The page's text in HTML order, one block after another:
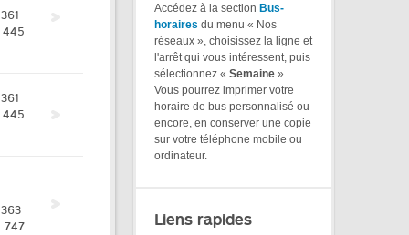
361
445
361
445
363
747
Accédez à la section Bus-
horaires du menu « Nos
réseaux », choisissez la ligne et
l'arrêt qui vous intéressent, puis
sélectionnez « Semaine ».
Vous pourrez imprimer votre
horaire de bus personnalisé ou
encore, en conserver une copie
sur votre téléphone mobile ou
ordinateur.
Liens rapides